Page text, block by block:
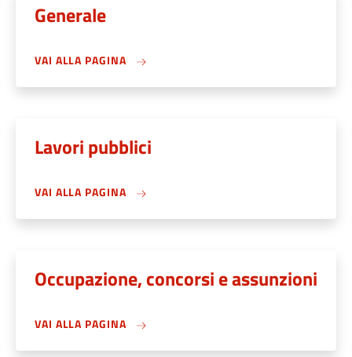
Generale
VAI ALLA PAGINA
Lavori pubblici
VAI ALLA PAGINA
Occupazione, concorsi e assunzioni
VAI ALLA PAGINA